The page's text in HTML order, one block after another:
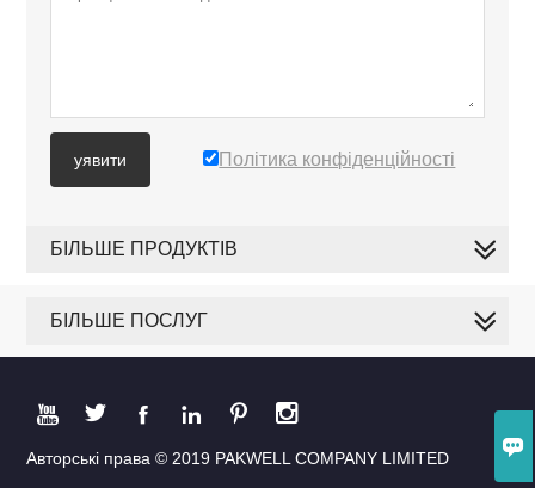

уявити Політика конфіденційності
БІЛЬШЕ ПРОДУКТІВ
БІЛЬШЕ ПОСЛУГ
     
Авторські права © 2019 PAKWELL COMPANY LIMITED